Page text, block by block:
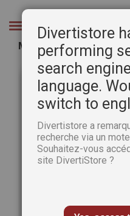
Chercher
MINI SIMPLISSIME -
Passer
galerie
d’images
Divertistore
performing
search
language.
switch to
Divertistore a
recherche via un
Souhaitez-vous
site DivertiStore ?